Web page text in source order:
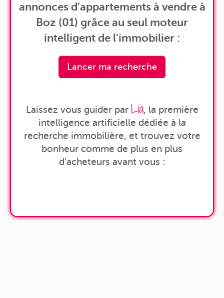
annonces d'appartements à vendre à
Boz (01) grâce au seul moteur
intelligent de l'immobilier :
Lancer ma recherche
Laissez vous guider par Lia, la première
intelligence artificielle dédiée à la
recherche immobilière, et trouvez votre
bonheur comme de plus en plus
d'acheteurs avant vous :